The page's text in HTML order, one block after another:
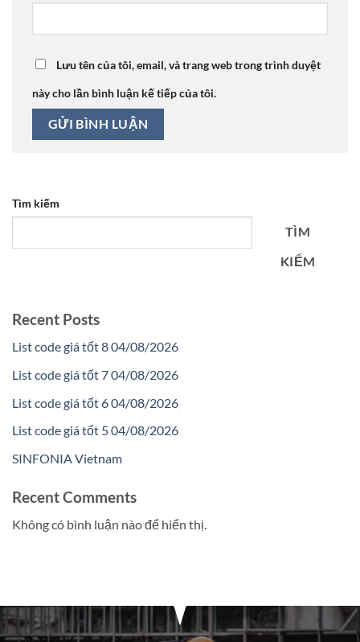
Lưu tên của tôi, email, và trang web trong trình duyệt
này cho lần bình luận kế tiếp của tôi.
Tìm kiếm
TÌM
KIẾM
Recent Posts
List code giá tốt 8 04/08/2026
List code giá tốt 7 04/08/2026
List code giá tốt 6 04/08/2026
List code giá tốt 5 04/08/2026
SINFONIA Vietnam
Recent Comments
Không có bình luận nào để hiển thị.